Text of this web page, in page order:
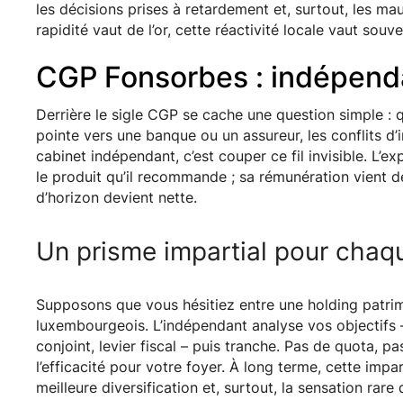
les décisions prises à retardement et, surtout, les
rapidité vaut de l’or, cette réactivité locale vaut
CGP Fonsorbes :
Derrière le sigle CGP se cache une question simple :
pointe vers une banque ou un assureur, les conflits
cabinet indépendant, c’est couper ce fil invisible.
le produit qu’il recommande ; sa rémunération vient
d’horizon devient nette.
Un prisme impartial pour
Supposons que vous hésitiez entre une holding
luxembourgeois. L’indépendant analyse vos
conjoint, levier fiscal – puis tranche. Pas de quota,
l’efficacité pour votre foyer. À long terme, cette
meilleure diversification et, surtout, la sensation rare